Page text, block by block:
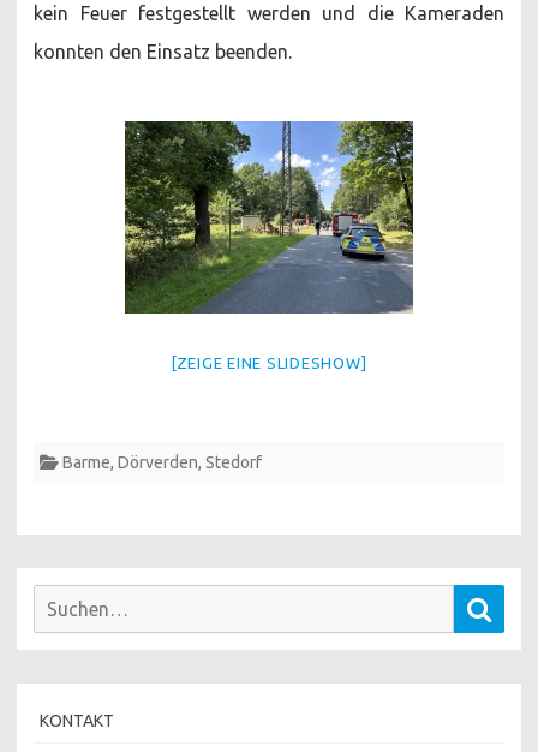
kein Feuer festgestellt werden und die Kameraden
konnten den Einsatz beenden.
[ZEIGE EINE SLIDESHOW]
Barme, Dörverden, Stedorf
Suchen
KONTAKT